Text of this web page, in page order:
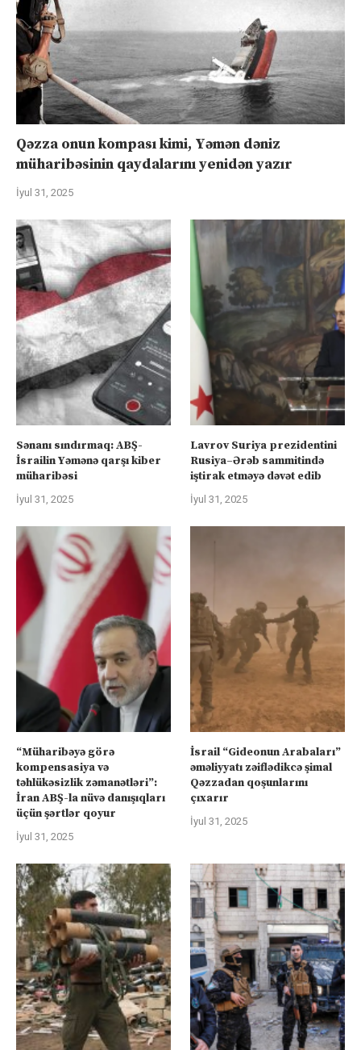
Qəzza onun kompası kimi, Yəmən dəniz
müharibəsinin qaydalarını yenidən yazır
İyul 31, 2025
Sənanı sındırmaq: ABŞ-
İsrailin Yəmənə qarşı kiber
müharibəsi
İyul 31, 2025
Lavrov Suriya prezidentini
Rusiya–Ərəb sammitində
iştirak etməyə dəvət edib
İyul 31, 2025
“Müharibəyə görə
kompensasiya və
təhlükəsizlik zəmanətləri”:
İran ABŞ-la nüvə danışıqları
üçün şərtlər qoyur
İyul 31, 2025
İsrail “Gideonun Arabaları”
əməliyyatı zəiflədikcə şimal
Qəzzadan qoşunlarını
çıxarır
İyul 31, 2025